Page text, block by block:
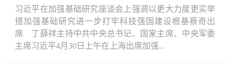
习近平在加强基础研究座谈会上强调以更大力度更实举
措加强基础研究进一步打牢科技强国建设根基蔡奇出
席 丁薛祥主持中共中央总书记、国家主席、中央军委
主席习近平4月30日上午在上海出席加强...